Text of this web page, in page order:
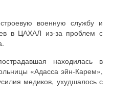
военную службу и
в ЦАХАЛ из-за проблем с
находилась в
«Адасса эйн-Карем»,
медиков, ухудшалось с